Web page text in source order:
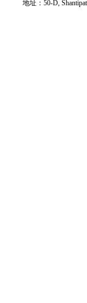
地址：50-D,